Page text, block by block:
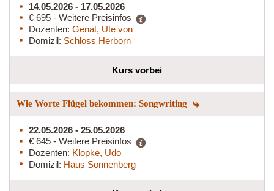
14.05.2026 - 17.05.2026
€ 695 - Weitere Preisinfos
Dozenten: Genat, Ute von
Domizil: Schloss Herborn
Kurs vorbei
Wie Worte Flügel bekommen: Songwriting
22.05.2026 - 25.05.2026
€ 645 - Weitere Preisinfos
Dozenten: Klopke, Udo
Domizil: Haus Sonnenberg